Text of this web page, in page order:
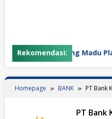
Rekomendasi:
PT Gunung Madu
Homepage BANK PT Bank
PT Bank